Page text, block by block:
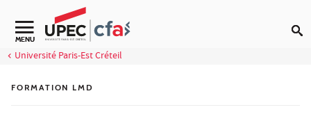
Aller au contenu
MENU
Université Paris-Est Créteil
FORMATION LMD